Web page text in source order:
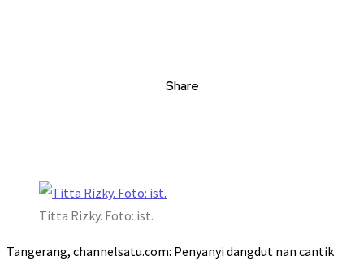
Share
Titta Rizky. Foto: ist.
Tangerang, channelsatu.com: Penyanyi dangdut nan cantik